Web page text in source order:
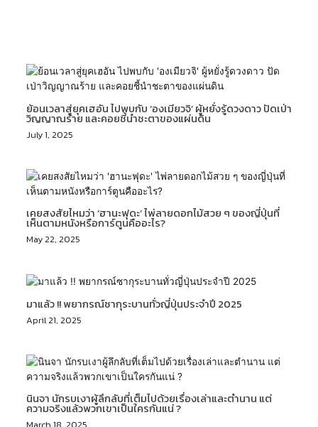
ย้อนเวลาสู่ยุคเฮอัน ไปพบกับ ‘องเมียวจิ’ ผู้หยั่งรู้ดวงดาว ปัดเป่า
วิญญาณร้าย และคอยชี้นำชะตาของแผ่นดิน
July 1, 2025
เคยสงสัยไหมว่า ‘ฮานะฟุดะ’ ไพ่ลายดอกไม้สวย ๆ ของญี่ปุ่นที่
เห็นตามหนังหรือการ์ตูนคืออะไร?
May 22, 2025
มาแล้ว !! พยากรณ์ซากุระบานทั่วญี่ปุ่นประจำปี 2025
April 21, 2025
นินจา นักรบเงาผู้ลึกลับที่เต็มไปด้วยเรื่องเล่าและตำนาน แต่
ความจริงแล้วพวกเขาเป็นใครกันแน่ ?